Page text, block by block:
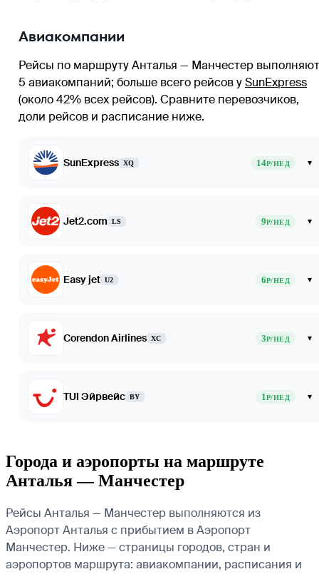
Авиакомпании
Рейсы по маршруту Анталья — Манчестер выполняют
5 авиакомпаний; больше всего рейсов уSunExpress
(около 42% всех рейсов). Сравните перевозчиков,
доли рейсов и расписание ниже.
SunExpress XQ 14Р/НЕД ▾
Jet2.com LS 9Р/НЕД ▾
Easy jet U2 6Р/НЕД ▾
Corendon Airlines XC 3Р/НЕД ▾
TUI Эйрвейс BY 1Р/НЕД ▾
Города и аэропорты на маршруте
Анталья — Манчестер
Рейсы Анталья — Манчестер выполняются из
Аэропорт Анталья с прибытием в Аэропорт
Манчестер. Ниже — страницы городов, стран и
аэропортов маршрута: авиакомпании, расписания и